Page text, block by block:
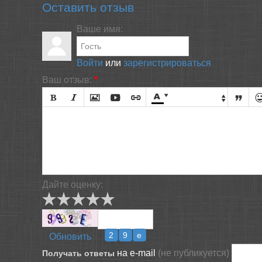
Оставить отзыв
Ваше имя:
Войти или зарегистрироваться
Ваш отзыв: *
        
Дайте оценку:
Обновить
Получать ответы на e-mail (не публикуется)